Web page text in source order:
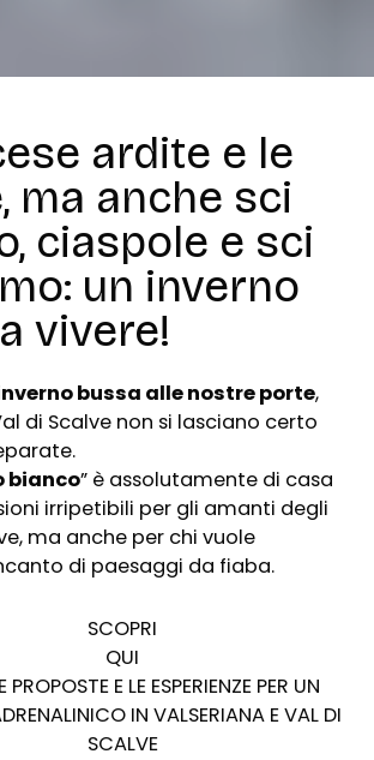
ardite e le
ma anche sci
ciaspole e sci
un inverno
vivere!
bussa alle nostre porte,
di Scalve non si lasciano certo
bianco” è assolutamente di casa
irripetibili per gli amanti degli
ma anche per chi vuole
di paesaggi da fiaba.
SCOPRI
QUI
PROPOSTE E LE ESPERIENZE PER UN
IN VALSERIANA E VAL DI
SCALVE